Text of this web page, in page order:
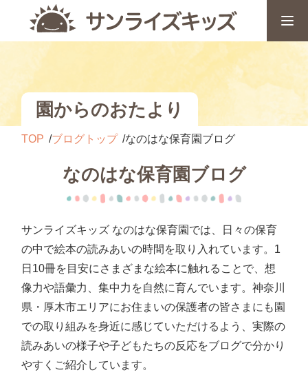
園からのおたより
TOP ブログトップ なのはな保育園ブログ
なのはな保育園ブログ
サンライズキッズ なのはな保育園では、日々の保育
の中で絵本の読みあいの時間を取り入れています。1
日10冊を目安にさまざまな絵本に触れることで、想
像力や語彙力、集中力を自然に育んでいます。神奈川
県・厚木市エリアにお住まいの保護者の皆さまにも園
での取り組みを身近に感じていただけるよう、実際の
読みあいの様子や子どもたちの反応をブログで分かり
やすくご紹介しています。